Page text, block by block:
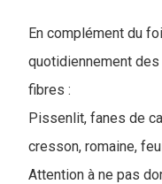
En complément du
quotidiennement
fibres :
Pissenlit, fanes de
cresson, romaine,
Attention à ne pas